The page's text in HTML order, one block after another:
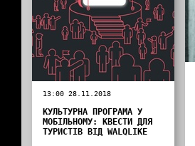
13:00 28.11.2018
КУЛЬТУРНА ПРОГРАМА У
МОБІЛЬНОМУ: КВЕСТИ ДЛЯ
ТУРИСТІВ ВІД WALQLIKE